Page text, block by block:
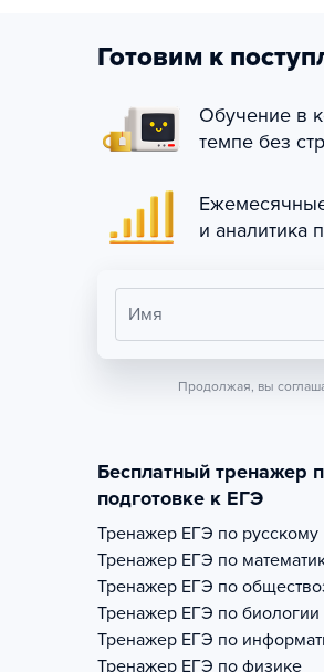
Готовим к
Обучение в
темпе без
и аналитика
Имя
Продолжая, вы
Бесплатный тренажер
подготовке к ЕГЭ
Тренажер ЕГЭ по русскому
Тренажер ЕГЭ по
Тренажер ЕГЭ по
Тренажер ЕГЭ по биологии
Тренажер ЕГЭ по
Тренажер ЕГЭ по физике